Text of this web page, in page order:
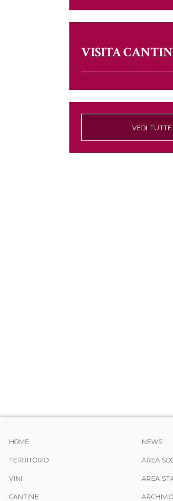
VISITA
vedi tutte
HOME
TERRITORIO
VINI
CANTINE
NEWS
AREA
AREA